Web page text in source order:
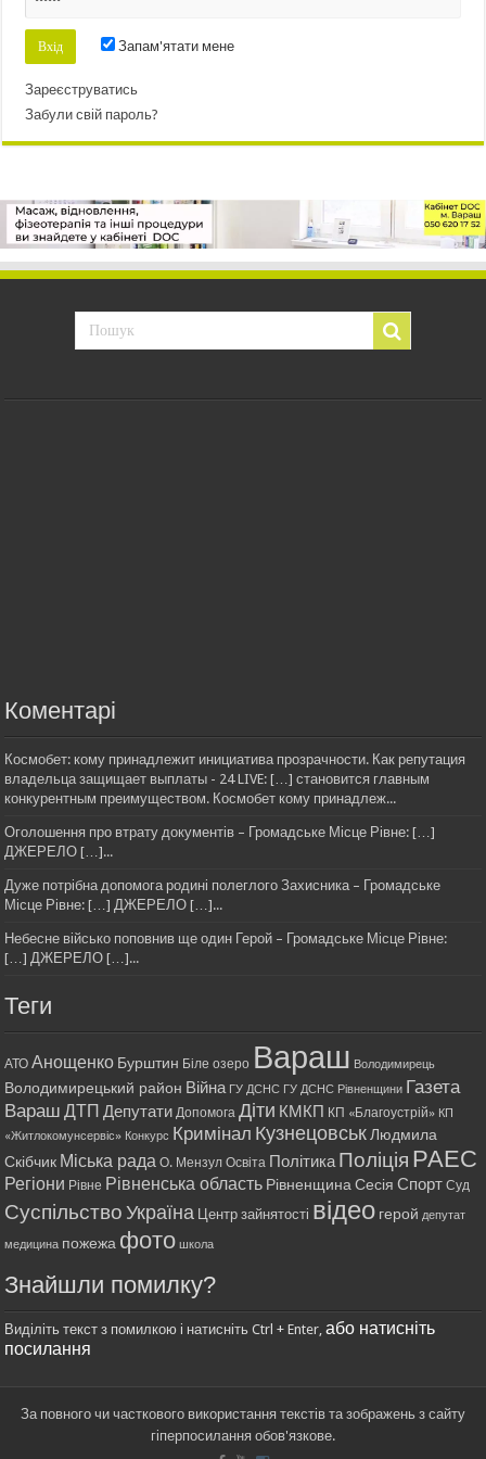
Запам'ятати мене
Зареєструватись
Забули свій пароль?
Коментарі
Космобет: кому принадлежит инициатива прозрачности. Как репутация
владельца защищает выплаты - 24 LIVE: […] становится главным
конкурентным преимуществом. Космобет кому принадлеж...
Оголошення про втрату документів – Громадське Місце Рівне: […]
ДЖЕРЕЛО […]...
Дуже потрібна допомога родині полеглого Захисника – Громадське
Місце Рівне: […] ДЖЕРЕЛО […]...
Небесне військо поповнив ще один Герой – Громадське Місце Рівне:
[…] ДЖЕРЕЛО […]...
Теги
АТО Анощенко Бурштин Біле озеро Вараш Володимирець
Володимирецький район Війна ГУ ДСНС ГУ ДСНС Рівненщини Газета
Вараш ДТП Депутати Допомога Діти КМКП КП «Благоустрій» КП
«Житлокомунсервіс» Конкурс Кримінал Кузнецовськ Людмила
Скібчик Міська рада О. Мензул Освіта ПолітикаПоліція РАЕС
Регіони Рівне Рівненська область Рівненщина Сесія Спорт Суд
Суспільство Україна Центр зайнятості відео герой депутат
медицина пожежа фото школа
Знайшли помилку?
Виділіть текст з помилкою і натисніть Ctrl + Enter,або натисніть
посилання
За повного чи часткового використання текстів та зображень з сайту
гіперпосилання обов'язкове.